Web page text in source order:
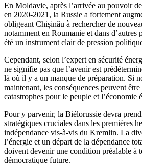
En Moldavie, après l’arrivée au pouvoir
en 2020-2021, la Russie a fortement
obligeant Chișinău à rechercher de
notamment en Roumanie et dans d’autres
été un instrument clair de pression
Cependant, selon l’expert en sécurité
ne signifie pas que l’avenir est
là où il y a un manque de préparation. Si
maintenant, les conséquences peuvent être
catastrophes pour le peuple et l’économie
Pour y parvenir, la Biélorussie devra
stratégiques cruciales dans les premières
indépendance vis-à-vis du Kremlin. La
l’énergie et un départ de la dépendance
doivent devenir une condition préalable à
démocratique future.